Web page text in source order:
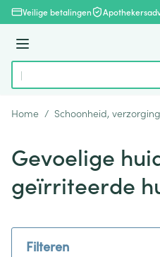
Ga naar de inhoud
Veilige betalingen
Menu
Product, merk, categorie...
Home / Schoonheid,
Gevoelige
geïrriteerde
Filteren